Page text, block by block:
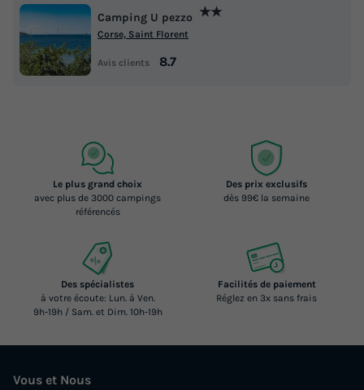
Camping U pezzo ★★
Corse, Saint Florent
Avis clients 8.7
Le plus grand choix
avec plus de 3000 campings
référencés
Des prix exclusifs
dès 99€ la semaine
Des spécialistes
à votre écoute: Lun. à Ven.
9h-19h / Sam. et Dim. 10h-19h
Facilités de paiement
Réglez en 3x sans frais
Vous et Nous